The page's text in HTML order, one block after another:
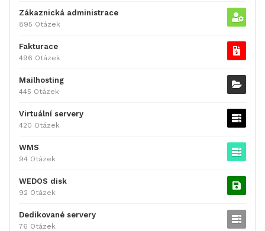
Zákaznická administrace
895 Otázek
Fakturace
496 Otázek
Mailhosting
445 Otázek
Virtuální servery
420 Otázek
WMS
94 Otázek
WEDOS disk
92 Otázek
Dedikované servery
76 Otázek